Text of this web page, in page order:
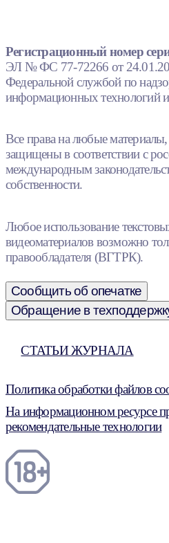
Регистрационный номер
ЭЛ № ФС 77-72266 от
Федеральной службой по
информационных технологий
Все права на любые
защищены в соответствии с
международным
собственности.
Любое использование
видеоматериалов возможно
правообладателя (ВГТРК).
Сообщить об опечатке
Обращение в
СТАТЬИ ЖУРНАЛА
Политика обработки файлов
На информационном ресурсе
рекомендательные технологии